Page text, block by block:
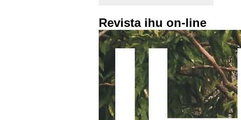
Revista ihu on-line